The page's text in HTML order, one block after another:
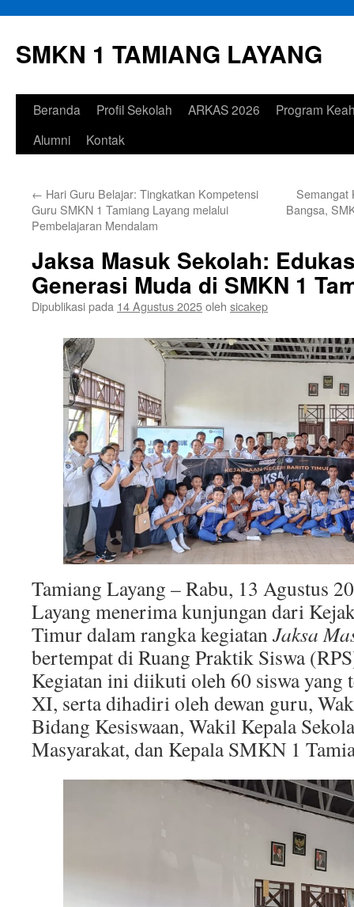
isi
SMKN 1 TAMIANG LAYANG
Beranda Profil Sekolah ARKAS 2026
Program
Alumni
Kontak
← Hari Guru Belajar: Tingkatkan Kompetensi
Guru SMKN 1 Tamiang Layang melalui
Pembelajaran Mendalam
Semangat
Bangsa,
Jaksa Masuk Sekolah:
Generasi Muda di SMKN 1
Dipublikasi pada 14 Agustus 2025oleh sicakep
Tamiang Layang – Rabu, 13 Agustus
Layang menerima kunjungan dari
Timur dalam rangka kegiatanJaksa
bertempat di Ruang Praktik Siswa
Kegiatan ini diikuti oleh 60 siswa yang
XI, serta dihadiri oleh dewan guru,
Bidang Kesiswaan, Wakil Kepala
Masyarakat, dan Kepala SMKN 1